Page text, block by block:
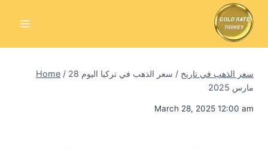
Home / سعر الذهب في تاريخ /
سعر الذهب في تركيا اليوم 28
مارس 2025
March 28, 2025 12:00 am